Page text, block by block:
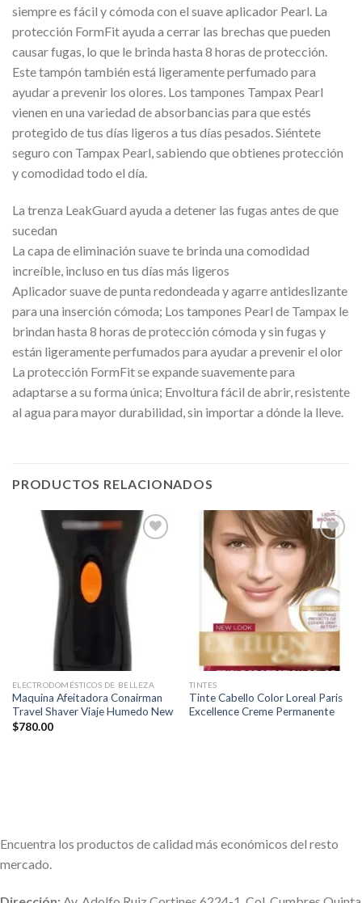
siempre es fácil y cómoda con el suave aplicador Pearl. La
protección FormFit ayuda a cerrar las brechas que pueden
causar fugas, lo que le brinda hasta 8 horas de protección.
Este tampón también está ligeramente perfumado para
ayudar a prevenir los olores. Los tampones Tampax Pearl
vienen en una variedad de absorbancias para que estés
protegido de tus días ligeros a tus días pesados. Siéntete
seguro con Tampax Pearl, sabiendo que obtienes protección
y comodidad todo el día.
La trenza LeakGuard ayuda a detener las fugas antes de que
sucedan
La capa de eliminación suave te brinda una comodidad
increíble, incluso en tus días más ligeros
Aplicador suave de punta redondeada y agarre antideslizante
para una inserción cómoda; Los tampones Pearl de Tampax le
brindan hasta 8 horas de protección cómoda y sin fugas y
están ligeramente perfumados para ayudar a prevenir el olor
La protección FormFit se expande suavemente para
adaptarse a su forma única; Envoltura fácil de abrir, resistente
al agua para mayor durabilidad, sin importar a dónde la lleve.
PRODUCTOS RELACIONADOS
Añadir
ELECTRODOMÉSTICOS DE BELLEZA
Maquina Afeitadora Conairman
Travel Shaver Viaje Humedo New
$780.00
a la
lista de
deseos
TINTES
Tinte Cabello Color Loreal Paris
Excellence Creme Permanente
Encuentra los productos de calidad más económicos del resto
mercado.